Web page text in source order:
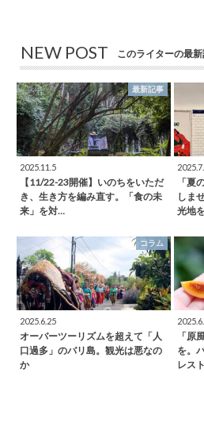
NEW POST このライターの最
最新記事
2025.11.5
【11/22-23開催】いのちをいただ
き、生き方を編み直す。「食の未
来」を対…
「夏
しま
光地
コラム
2025.6.25
オーバーツーリズムを超えて「人
口過多」のバリ島。観光は悪なの
か
「原
を。
レス